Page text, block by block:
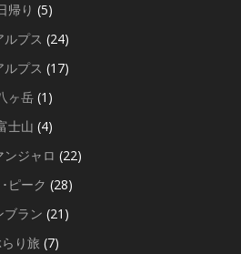
帰り (5)
ルプス (24)
ルプス (17)
ヶ岳 (1)
士山 (4)
ンジャロ (22)
ピーク (28)
ブラン (21)
り旅 (7)